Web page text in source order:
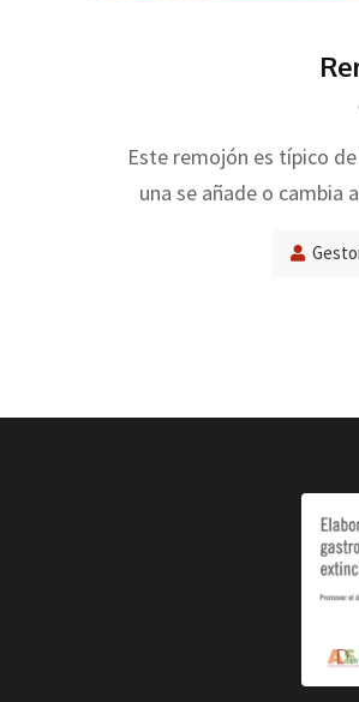
Este remojón es típico
una se añade o cambia